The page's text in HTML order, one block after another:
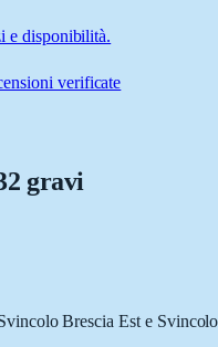
e disponibilità.
verificate
gravi
Brescia Est e